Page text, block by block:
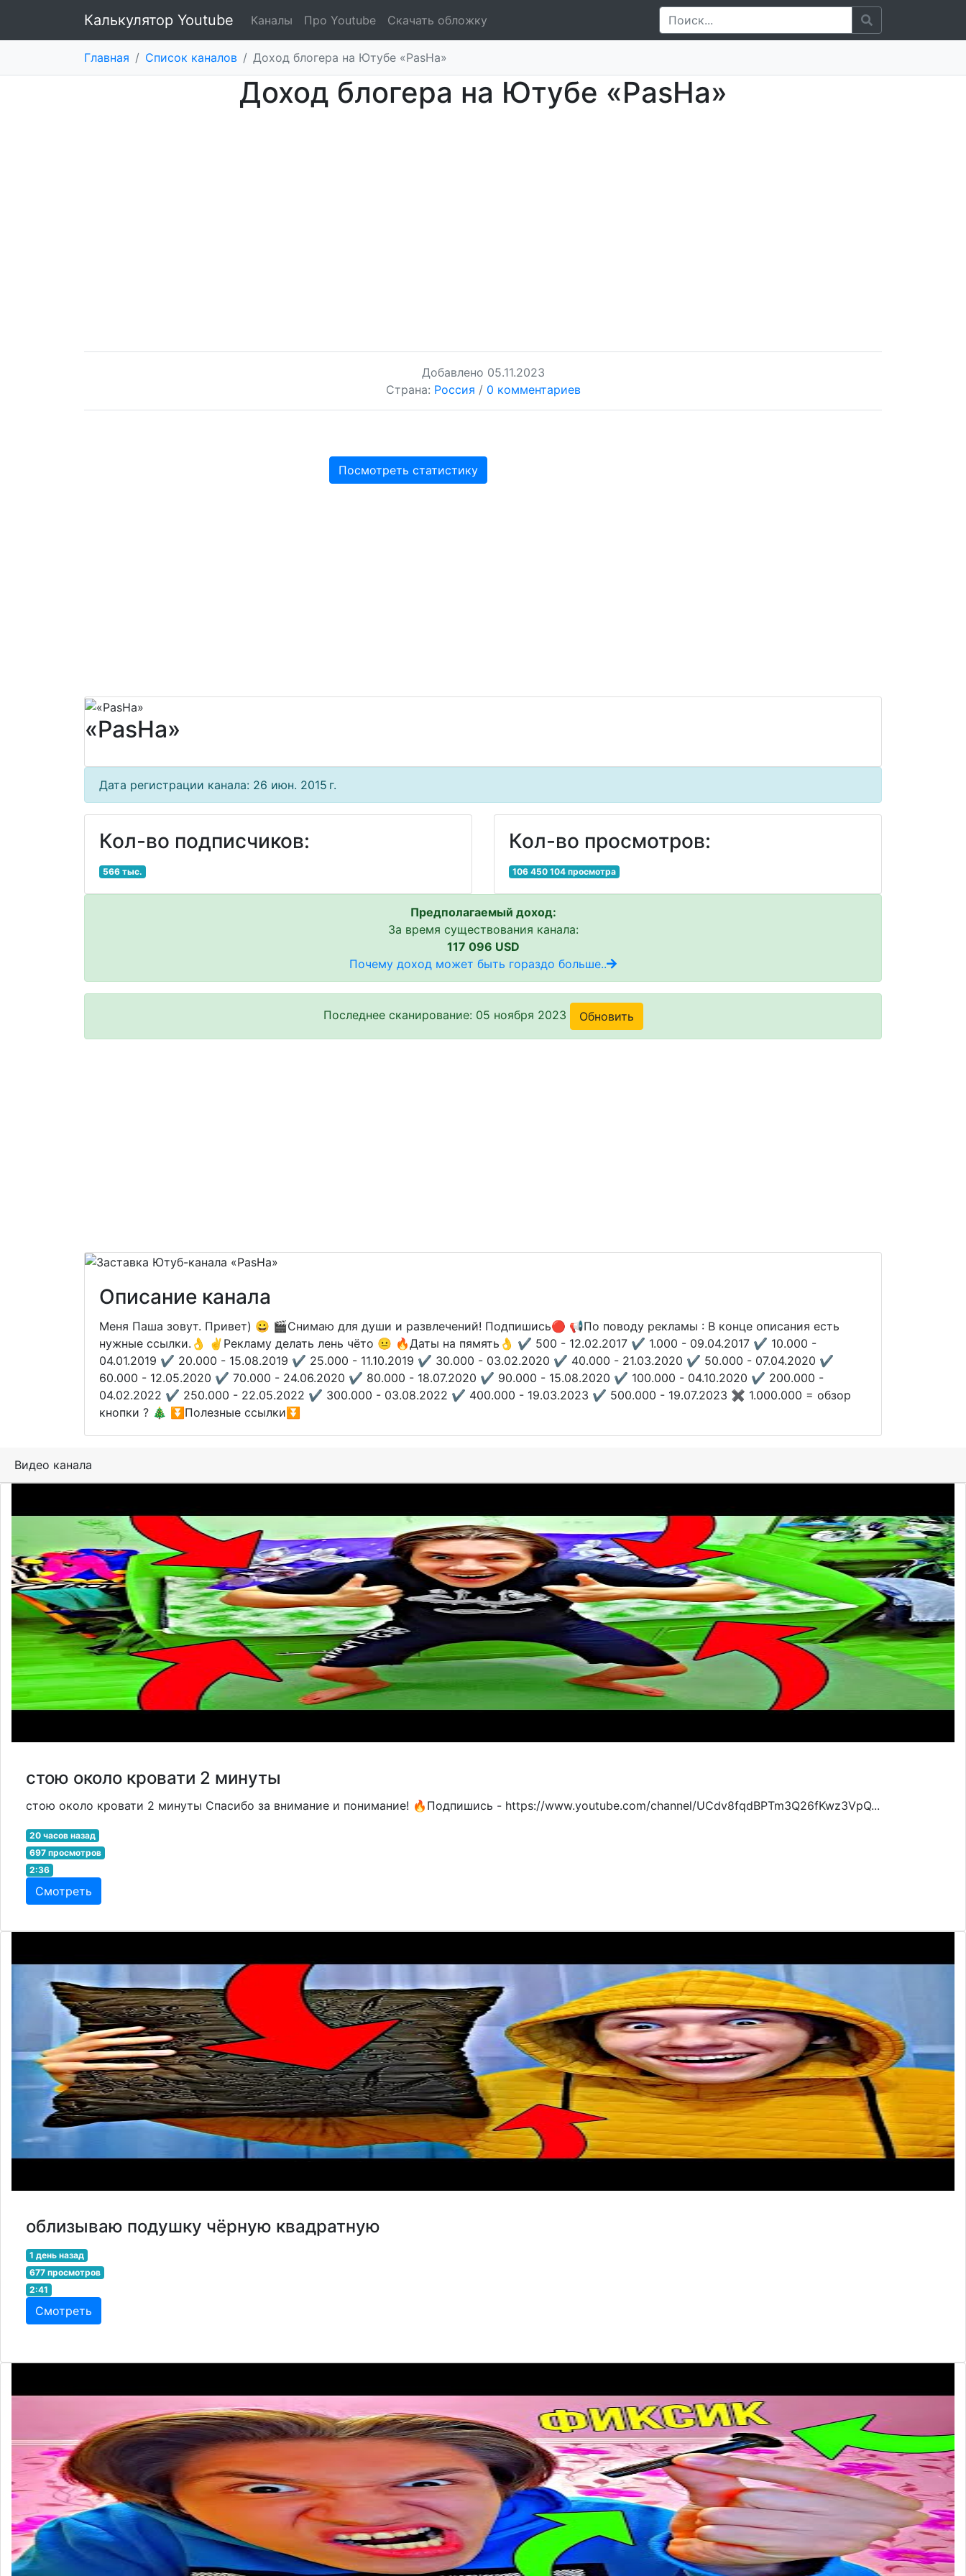
Калькулятор Youtube Каналы Про Youtube Скачать обложку
Главная / Список каналов / Доход блогера на Ютубе «PasHa»
Доход блогера на Ютубе «PasHa»
Добавлено 05.11.2023
Страна: Россия / 0 комментариев
Посмотреть статистику
«PasHa»
Дата регистрации канала: 26 июн. 2015 г.
Кол-во подписчиков:
566 тыс.
Кол-во просмотров:
106 450 104 просмотра
Предполагаемый доход:
За время существования канала:
117 096 USD
Почему доход может быть гораздо больше..
Последнее сканирование: 05 ноября 2023 Обновить
Описание канала
Меня Паша зовут. Привет) 😀 🎬Снимаю для души и развлечений! Подпишись🔴 📢По поводу рекламы : В конце описания есть
нужные ссылки.👌 ✌️Рекламу делать лень чёто 😐 🔥Даты на пямять👌 ✔️ 500 - 12.02.2017 ✔️ 1.000 - 09.04.2017 ✔️ 10.000 -
04.01.2019 ✔️ 20.000 - 15.08.2019 ✔️ 25.000 - 11.10.2019 ✔️ 30.000 - 03.02.2020 ✔️ 40.000 - 21.03.2020 ✔️ 50.000 - 07.04.2020 ✔️
60.000 - 12.05.2020 ✔️ 70.000 - 24.06.2020 ✔️ 80.000 - 18.07.2020 ✔️ 90.000 - 15.08.2020 ✔️ 100.000 - 04.10.2020 ✔️ 200.000 -
04.02.2022 ✔️ 250.000 - 22.05.2022 ✔️ 300.000 - 03.08.2022 ✔️ 400.000 - 19.03.2023 ✔️ 500.000 - 19.07.2023 ✖️ 1.000.000 = обзор
кнопки ? 🎄 ⏬Полезные ссылки⏬
Видео канала
стою около кровати 2 минуты
стою около кровати 2 минуты Спасибо за внимание и понимание! 🔥Подпишись - https://www.youtube.com/channel/UCdv8fqdBPTm3Q26fKwz3VpQ...
20 часов назад
697 просмотров
2:36
Смотреть
облизываю подушку чёрную квадратную
1 день назад
677 просмотров
2:41
Смотреть